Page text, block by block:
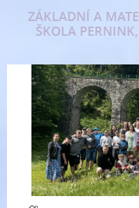
ZÁKLADNÍ A
ŠKOLA